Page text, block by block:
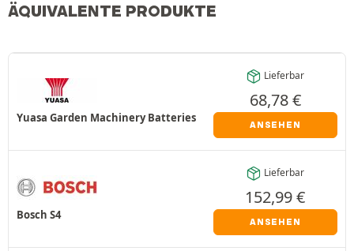
ÄQUIVALENTE PRODUKTE
Yuasa Garden Machinery Batteries
Lieferbar
68,78€
ANSEHEN
Bosch S4
Lieferbar
152,99€
ANSEHEN